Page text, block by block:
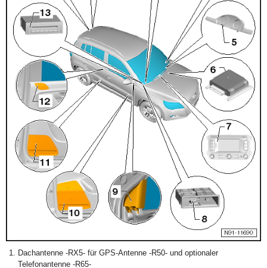
Dachantenne -RX5- für GPS-Antenne -R50- und optionaler
Telefonantenne -R65-